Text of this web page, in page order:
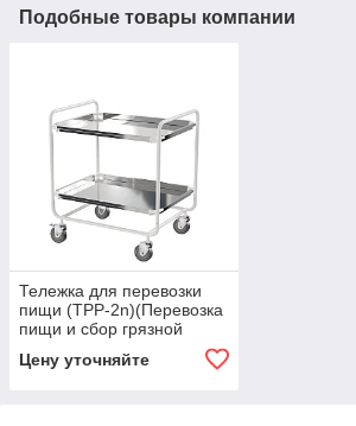
Подобные товары компании
Тележка для перевозки
пищи (TPP-2n)(Перевозка
пищи и сбор грязной
посуды, 2 полки - нерж.)
Цену уточняйте